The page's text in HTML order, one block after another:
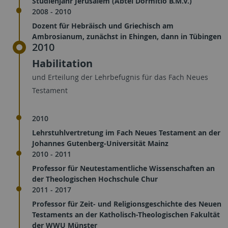
2008 - 2010
Dozent für Hebräisch und Griechisch am
Ambrosianum, zunächst in Ehingen, dann in Tübingen
2010
Habilitation
und Erteilung der Lehrbefugnis für das Fach Neues
Testament
2010
Lehrstuhlvertretung im Fach Neues Testament an der
Johannes Gutenberg-Universität Mainz
2010 - 2011
Professor für Neutestamentliche Wissenschaften an
der Theologischen Hochschule Chur
2011 - 2017
Professor für Zeit- und Religionsgeschichte des Neuen
Testaments an der Katholisch-Theologischen Fakultät
der WWU Münster